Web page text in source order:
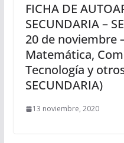
FICHA DE
SECUNDARIA –
20 de noviembre
Matemática,
Tecnología y
SECUNDARIA)
13 noviembre, 2020